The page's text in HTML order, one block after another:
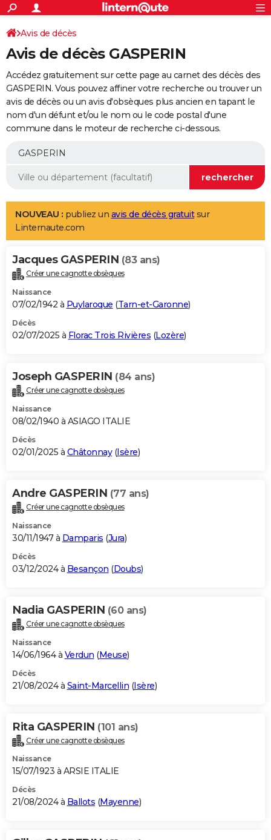
ACTUALITÉS
Politique
Société
Faits Divers
Education
Monde
Villes
+
SPORT
Coupe du monde 2026
Football
Tennis
Cyclisme
Rugby
Forum
Programme TV
TNT
Streaming
Cinéma
Sorties cinéma
Musique
+
FINANCE
Retraite
Epargne
Immobilier
Risques naturels par ville
Banque
Assurance
AUTO
Essais
Réserver un essai
Citadines
Berlines
SUV
Forum auto
+
Mobiles
Meilleur smartphone
Internet
Ordinateurs
Jeux vidéo
Guide high-tech
Aménagement intérieur
LIFESTYLE
Art de vivre
Bien-être
Loisirs
Mode
Modes de vie
Alimentation
Guide de la santé
Maladies
Médicaments
Sommeil
VOYAGE
Destinations
City break
Voyage nature
Voyage de noces
Forum
Climat
+PHOTO
GUIDES D'ACHAT
BONS PLANS
Carte de Noël
Carte Bonne année
Carte Saint-Valentin
Carte Pâques
Carte d'anniversaire
DICTIONNAIRE
Dictionnaire
Biographies
Citations
Expressions
Proverbes
PROGRAMME TV
S'inscrire
Se connecter
Lycées
Collèges
Primaires
Universités
Entreprises
Service militaire
Avis de recherche
AVIS DE DÉCÈS
Bricolage
Lifestyle
Culture
Sport
Auto
Television
Voyage
Cinema
Avis de décès
Avis de décès GASPERIN
Accédez gratuitement sur cette page au carnet des décès des
GASPERIN. Vous pouvez affiner votre recherche ou trouver un
avis de décès ou un avis d'obsèques plus ancien en tapant le
nom d'un défunt et/ou le nom ou le code postal d'une
commune dans le moteur de recherche ci-dessous.
NOUVEAU : publiez un avis de décès gratuitsur
Linternaute.com
Jacques GASPERIN (83 ans)
Créer une cagnotte obsèques
Naissance
07/02/1942 à Puylaroque (Tarn-et-Garonne)
Décès
02/07/2025 à Florac Trois Rivières (Lozère)
Joseph GASPERIN (84 ans)
Créer une cagnotte obsèques
Naissance
08/02/1940 à ASIAGO ITALIE
Décès
02/01/2025 à Châtonnay(Isère)
Andre GASPERIN (77 ans)
Créer une cagnotte obsèques
Naissance
30/11/1947 à Damparis (Jura)
Décès
03/12/2024 à Besançon (Doubs)
Nadia GASPERIN (60 ans)
Créer une cagnotte obsèques
Naissance
14/06/1964 à Verdun (Meuse)
Décès
21/08/2024 à Saint-Marcellin (Isère)
Rita GASPERIN (101 ans)
Créer une cagnotte obsèques
Naissance
15/07/1923 à ARSIE ITALIE
Décès
21/08/2024 à Ballots (Mayenne)